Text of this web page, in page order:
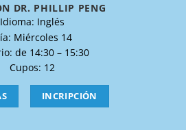
DR. PHILLIP PENG
Idioma: Inglés
Miércoles 14
de 14:30 – 15:30
Cupos: 12
INCRIPCIÓN